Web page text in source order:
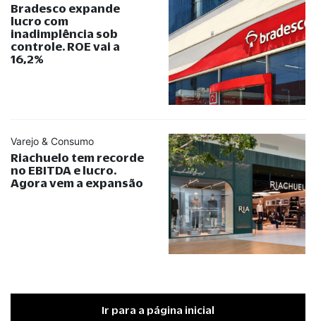
Bradesco expande
lucro com
inadimplência sob
controle. ROE vai a
16,2%
Varejo & Consumo
Riachuelo tem recorde
no EBITDA e lucro.
Agora vem a expansão
Ir para a página inicial